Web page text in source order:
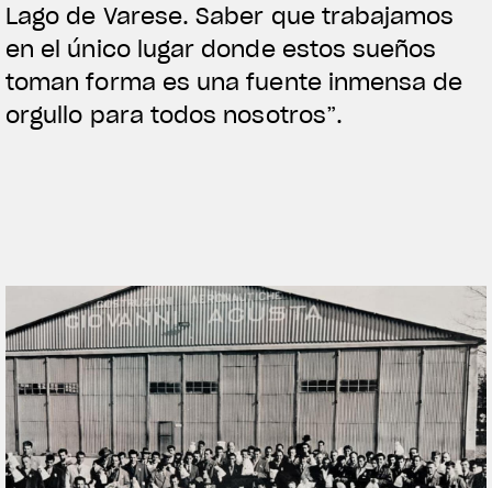
Lago de Varese. Saber que trabajamos
en el único lugar donde estos sueños
toman forma es una fuente inmensa de
orgullo para todos nosotros”.